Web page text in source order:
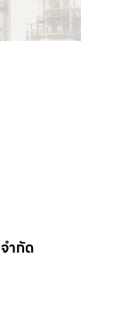
ำกัด